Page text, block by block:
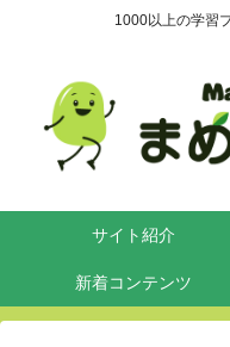
1000以上の学習
サイト紹介
新着コンテンツ